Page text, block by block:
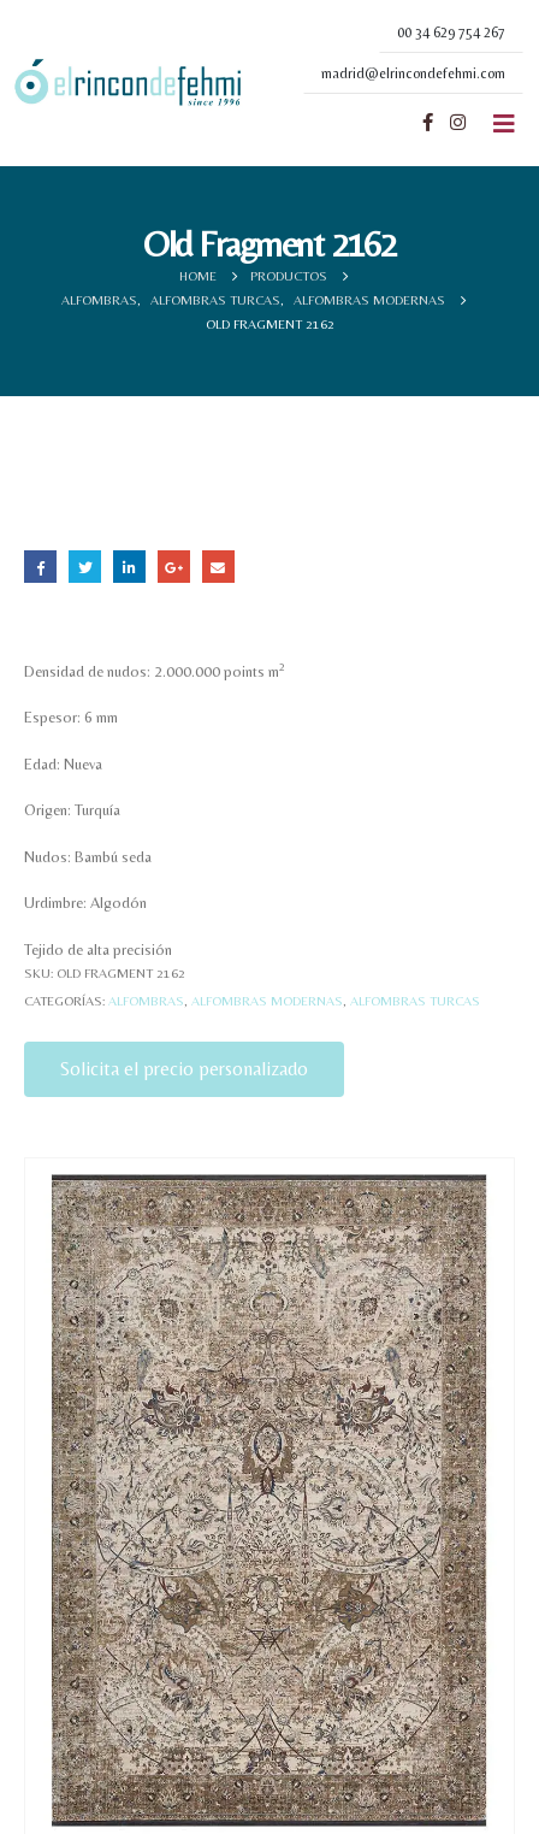
00 34 629 754 267
madrid@elrincondefehmi.com
Old Fragment 2162
HOME
PRODUCTOS
ALFOMBRAS
ALFOMBRAS TURCAS
ALFOMBRAS MODERNAS
OLD FRAGMENT 2162
Densidad de nudos: 2.000.000 points m2
Espesor: 6 mm
Edad: Nueva
Origen: Turquía
Nudos: Bambú seda
Urdimbre: Algodón
Tejido de alta precisión
SKU: OLD FRAGMENT 2162
CATEGORÍAS: ALFOMBRAS ALFOMBRAS MODERNAS ALFOMBRAS TURCAS
Solicita el precio personalizado